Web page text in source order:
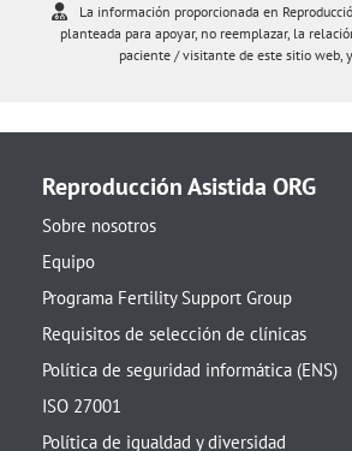
La información proporcionada en
planteada para apoyar, no reemplazar, la
paciente / visitante de este sitio web,
Reproducción Asistida ORG
Sobre nosotros
Equipo
Programa Fertility Support Group
Requisitos de selección de clínicas
Política de seguridad informática (ENS)
ISO 27001
Política de igualdad y diversidad